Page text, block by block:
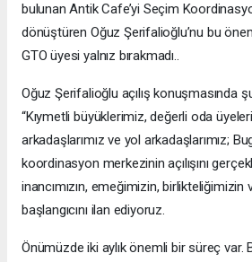
bulunan Antik Cafe’yi Seçim
dönüştüren Oğuz Şerifalioğlu’nu bu
GTO üyesi yalnız bırakmadı..
Oğuz Şerifalioğlu açılış konuşmasında
“Kıymetli büyüklerimiz, değerli oda
arkadaşlarımız ve yol arkadaşlarımız;
koordinasyon merkezinin açılışını
inancımızın, emeğimizin,
başlangıcını ilan ediyoruz.
Önümüzde iki aylık önemli bir süreç var.